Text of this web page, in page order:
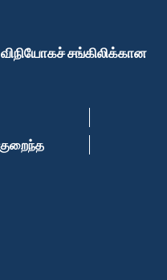
சங்கிலிக்கான